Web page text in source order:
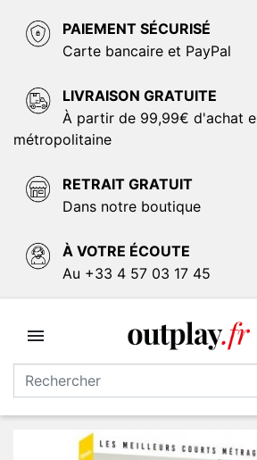
PAIEMENT SÉCURISÉ
Carte bancaire et PayPal
LIVRAISON GRATUITE
À partir de 99,99€ d'achat
métropolitaine
RETRAIT GRATUIT
Dans notre boutique
À VOTRE ÉCOUTE
Au +33 4 57 03 17 45
